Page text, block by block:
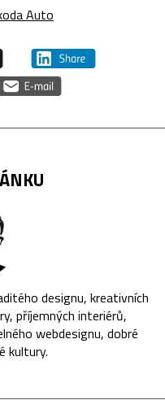
Auto
designu, kreativních
příjemných interiérů,
webdesignu, dobré
kultury.